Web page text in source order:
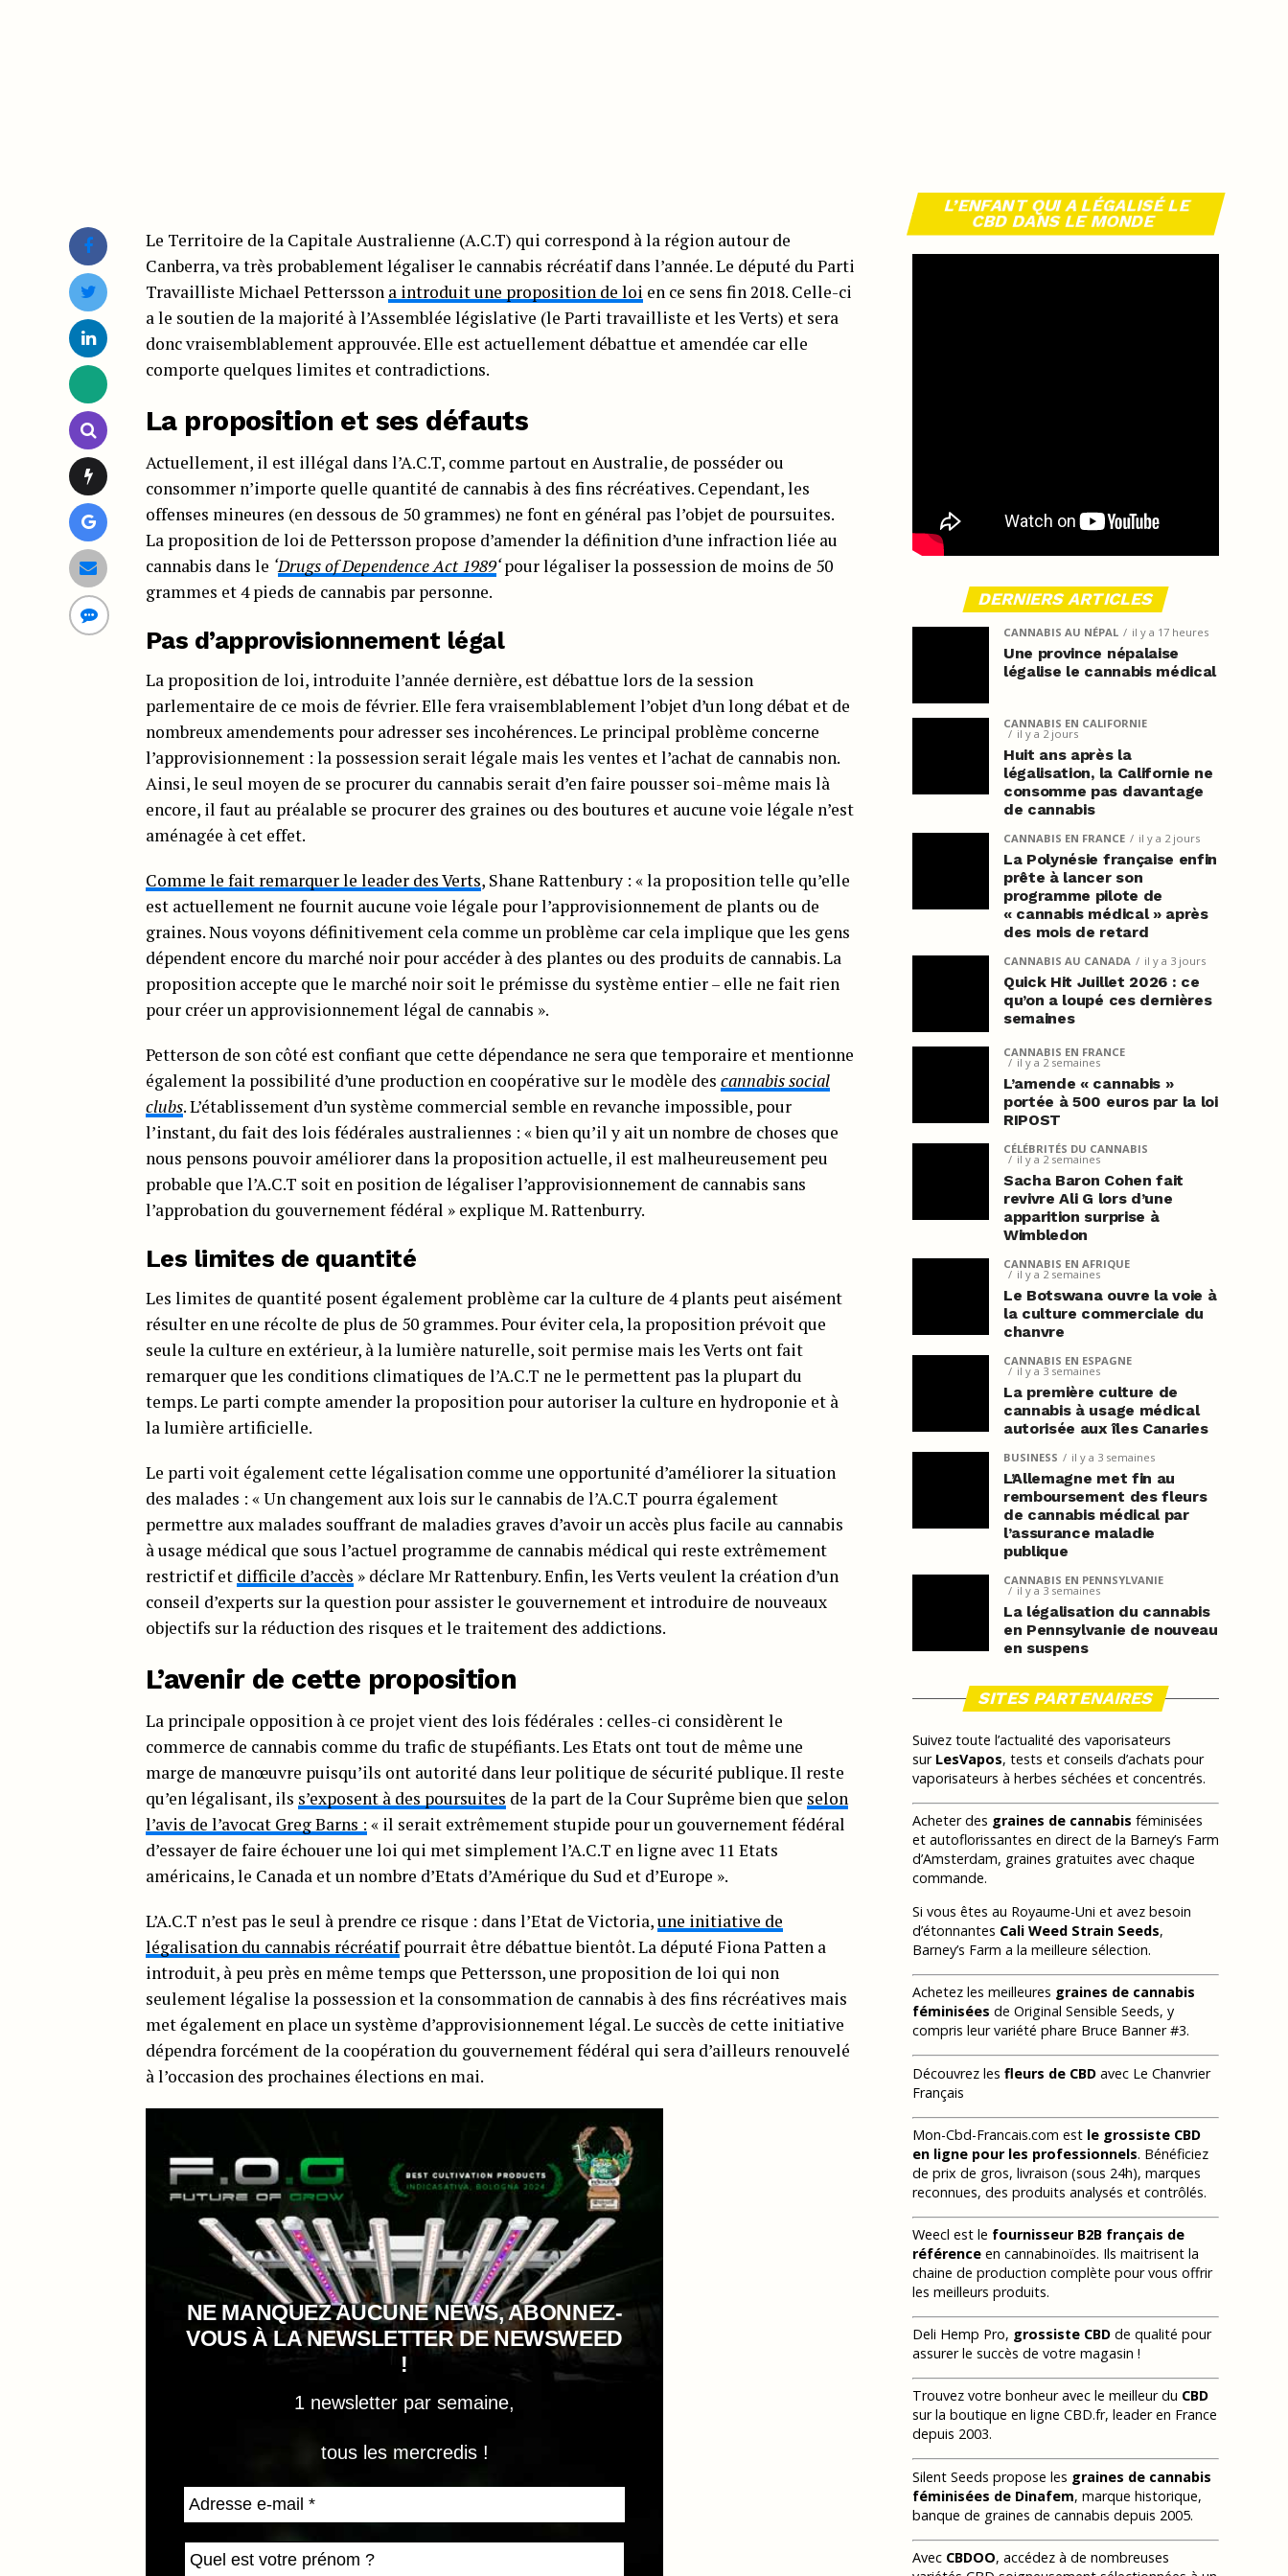
Le Territoire de la Capitale Australienne (A.C.T) qui correspond à la région autour de
Canberra, va très probablement légaliser le cannabis récréatif dans l’année. Le député du Parti
Travailliste Michael Pettersson a introduit une proposition de loi en ce sens fin 2018. Celle-ci
a le soutien de la majorité à l’Assemblée législative (le Parti travailliste et les Verts) et sera
donc vraisemblablement approuvée. Elle est actuellement débattue et amendée car elle
comporte quelques limites et contradictions.
La proposition et ses défauts
Actuellement, il est illégal dans l’A.C.T, comme partout en Australie, de posséder ou
consommer n’importe quelle quantité de cannabis à des fins récréatives. Cependant, les
offenses mineures (en dessous de 50 grammes) ne font en général pas l’objet de poursuites.
La proposition de loi de Pettersson propose d’amender la définition d’une infraction liée au
cannabis dans le ‘Drugs of Dependence Act 1989‘pour légaliser la possession de moins de 50
grammes et 4 pieds de cannabis par personne.
Pas d’approvisionnement légal
La proposition de loi, introduite l’année dernière, est débattue lors de la session
parlementaire de ce mois de février. Elle fera vraisemblablement l’objet d’un long débat et de
nombreux amendements pour adresser ses incohérences. Le principal problème concerne
l’approvisionnement : la possession serait légale mais les ventes et l’achat de cannabis non.
Ainsi, le seul moyen de se procurer du cannabis serait d’en faire pousser soi-même mais là
encore, il faut au préalable se procurer des graines ou des boutures et aucune voie légale n’est
aménagée à cet effet.
Comme le fait remarquer le leader des Verts, Shane Rattenbury : « la proposition telle qu’elle
est actuellement ne fournit aucune voie légale pour l’approvisionnement de plants ou de
graines. Nous voyons définitivement cela comme un problème car cela implique que les gens
dépendent encore du marché noir pour accéder à des plantes ou des produits de cannabis. La
proposition accepte que le marché noir soit le prémisse du système entier – elle ne fait rien
pour créer un approvisionnement légal de cannabis ».
Petterson de son côté est confiant que cette dépendance ne sera que temporaire et mentionne
également la possibilité d’une production en coopérative sur le modèle des cannabis social
clubs. L’établissement d’un système commercial semble en revanche impossible, pour
l’instant, du fait des lois fédérales australiennes : « bien qu’il y ait un nombre de choses que
nous pensons pouvoir améliorer dans la proposition actuelle, il est malheureusement peu
probable que l’A.C.T soit en position de légaliser l’approvisionnement de cannabis sans
l’approbation du gouvernement fédéral » explique M. Rattenburry.
Les limites de quantité
Les limites de quantité posent également problème car la culture de 4 plants peut aisément
résulter en une récolte de plus de 50 grammes. Pour éviter cela, la proposition prévoit que
seule la culture en extérieur, à la lumière naturelle, soit permise mais les Verts ont fait
remarquer que les conditions climatiques de l’A.C.T ne le permettent pas la plupart du
temps. Le parti compte amender la proposition pour autoriser la culture en hydroponie et à
la lumière artificielle.
Le parti voit également cette légalisation comme une opportunité d’améliorer la situation
des malades : « Un changement aux lois sur le cannabis de l’A.C.T pourra également
permettre aux malades souffrant de maladies graves d’avoir un accès plus facile au cannabis
à usage médical que sous l’actuel programme de cannabis médical qui reste extrêmement
restrictif et difficile d’accès » déclare Mr Rattenbury. Enfin, les Verts veulent la création d’un
conseil d’experts sur la question pour assister le gouvernement et introduire de nouveaux
objectifs sur la réduction des risques et le traitement des addictions.
L’avenir de cette proposition
La principale opposition à ce projet vient des lois fédérales : celles-ci considèrent le
commerce de cannabis comme du trafic de stupéfiants. Les Etats ont tout de même une
marge de manœuvre puisqu’ils ont autorité dans leur politique de sécurité publique. Il reste
qu’en légalisant, ils s’exposent à des poursuites de la part de la Cour Suprême bien que selon
l’avis de l’avocat Greg Barns : « il serait extrêmement stupide pour un gouvernement fédéral
d’essayer de faire échouer une loi qui met simplement l’A.C.T en ligne avec 11 Etats
américains, le Canada et un nombre d’Etats d’Amérique du Sud et d’Europe ».
L’A.C.T n’est pas le seul à prendre ce risque : dans l’Etat de Victoria,une initiative de
légalisation du cannabis récréatifpourrait être débattue bientôt. La député Fiona Patten a
introduit, à peu près en même temps que Pettersson, une proposition de loi qui non
seulement légalise la possession et la consommation de cannabis à des fins récréatives mais
met également en place un système d’approvisionnement légal. Le succès de cette initiative
dépendra forcément de la coopération du gouvernement fédéral qui sera d’ailleurs renouvelé
à l’occasion des prochaines élections en mai.
NE MANQUEZ AUCUNE NEWS, ABONNEZ-
VOUS À LA NEWSLETTER DE NEWSWEED
!
1 newsletter par semaine,
tous les mercredis !
L’ENFANT QUI A LÉGALISÉ LE
CBD DANS LE MONDE
DERNIERS ARTICLES
CANNABIS AU NÉPAL il y a 17 heures
Une province népalaise
légalise le cannabis médical
CANNABIS EN CALIFORNIE
il y a 2 jours
Huit ans après la
légalisation, la Californie ne
consomme pas davantage
de cannabis
CANNABIS EN FRANCE il y a 2 jours
La Polynésie française enfin
prête à lancer son
programme pilote de
« cannabis médical » après
des mois de retard
CANNABIS AU CANADA il y a 3 jours
Quick Hit Juillet 2026 : ce
qu’on a loupé ces dernières
semaines
CANNABIS EN FRANCE
il y a 2 semaines
L’amende « cannabis »
portée à 500 euros par la loi
RIPOST
CÉLÉBRITÉS DU CANNABIS
il y a 2 semaines
Sacha Baron Cohen fait
revivre Ali G lors d’une
apparition surprise à
Wimbledon
CANNABIS EN AFRIQUE
il y a 2 semaines
Le Botswana ouvre la voie à
la culture commerciale du
chanvre
CANNABIS EN ESPAGNE
il y a 3 semaines
La première culture de
cannabis à usage médical
autorisée aux îles Canaries
BUSINESS il y a 3 semaines
L’Allemagne met fin au
remboursement des fleurs
de cannabis médical par
l’assurance maladie
publique
CANNABIS EN PENNSYLVANIE
il y a 3 semaines
La légalisation du cannabis
en Pennsylvanie de nouveau
en suspens
SITES PARTENAIRES
Suivez toute l’actualité des vaporisateurs
sur LesVapos, tests et conseils d’achats pour
vaporisateurs à herbes séchées et concentrés.
Acheter des graines de cannabis féminisées
et autoflorissantes en direct de la Barney’s Farm
d’Amsterdam, graines gratuites avec chaque
commande.
Si vous êtes au Royaume-Uni et avez besoin
d’étonnantes Cali Weed Strain Seeds,
Barney’s Farm a la meilleure sélection.
Achetez les meilleures graines de cannabis
féminisées de Original Sensible Seeds, y
compris leur variété phare Bruce Banner #3.
Découvrez les fleurs de CBD avec Le Chanvrier
Français
Mon-Cbd-Francais.com est le grossiste CBD
en ligne pour les professionnels. Bénéficiez
de prix de gros, livraison (sous 24h), marques
reconnues, des produits analysés et contrôlés.
Weecl est le fournisseur B2B français de
référence en cannabinoïdes. Ils maitrisent la
chaine de production complète pour vous offrir
les meilleurs produits.
Deli Hemp Pro, grossiste CBD de qualité pour
assurer le succès de votre magasin !
Trouvez votre bonheur avec le meilleur du CBD
sur la boutique en ligne CBD.fr, leader en France
depuis 2003.
Silent Seeds propose les graines de cannabis
féminisées de Dinafem, marque historique,
banque de graines de cannabis depuis 2005.
Avec CBDOO, accédez à de nombreuses